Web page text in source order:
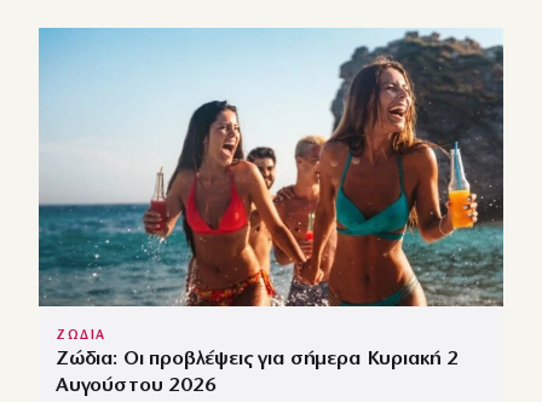
ΖΩΔΙΑ
Ζώδια: Οι προβλέψεις για σήμερα Κυριακή 2
Αυγούστου 2026